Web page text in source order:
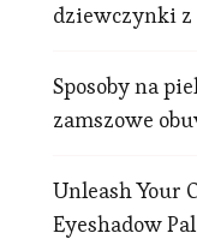
dziewczynki z
Sposoby na
zamszowe
Unleash
Eyeshadow